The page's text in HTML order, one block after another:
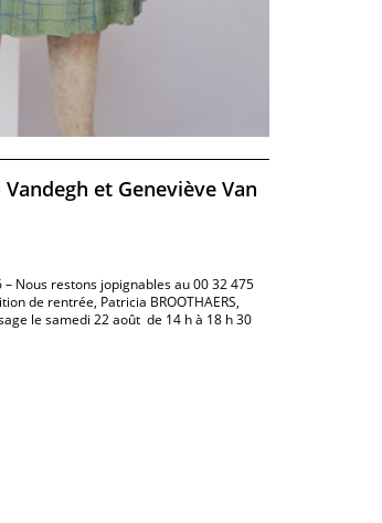
et Geneviève Van
Nous restons jopignables au 00 32 475
de rentrée, Patricia BROOTHAERS,
le samedi 22 août de 14 h à 18 h 30